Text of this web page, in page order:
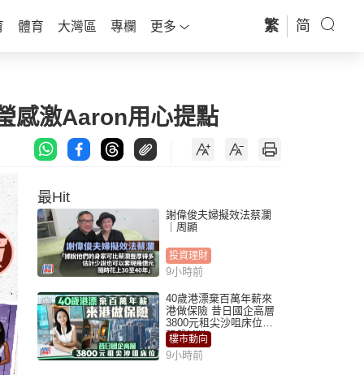
體育 大灣區 專欄 更多 繁 简
感激Aaron用心提點
最Hit
謝偉俊夫婦擬效法蔡瀾
｜周顯
投資理財
9小時前
40歲港漂棄百萬年薪來
港做保險 昔日國企高層
3800元租尖沙咀床位｜
租盤Million
樓市動向
9小時前